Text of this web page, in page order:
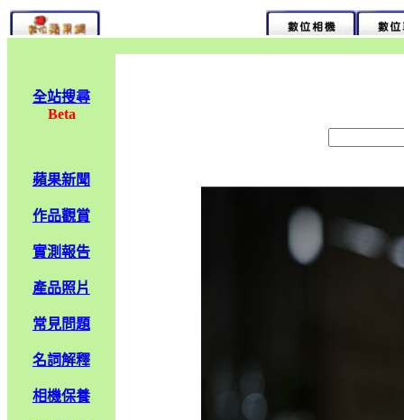
全站搜尋
Beta
蘋果新聞
作品觀賞
實測報告
產品照片
常見問題
名詞解釋
相機保養